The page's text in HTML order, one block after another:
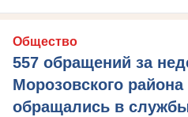
Общество
557 обращений за
Морозовского района
обращались в